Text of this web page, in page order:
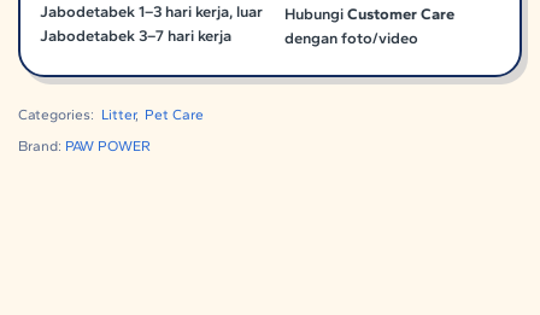
Jabodetabek 1–3 hari kerja, luar
Jabodetabek 3–7 hari kerja
HubungiCustomer Care
dengan foto/video
Categories: Litter, Pet Care
Brand: PAW POWER